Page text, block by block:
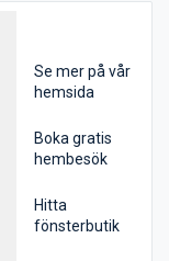
Se mer på vår
hemsida
Boka gratis
hembesök
Hitta
fönsterbutik